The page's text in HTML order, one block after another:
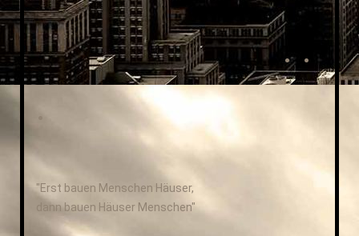
. .
.
"Erst bauen Menschen Häuser,
dann bauen Häuser Menschen"